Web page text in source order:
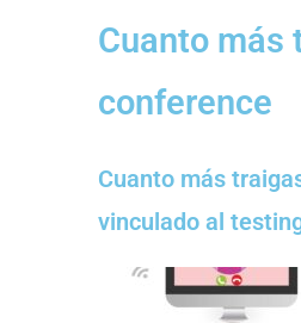
Cuanto más
conference
Cuanto más
vinculado al